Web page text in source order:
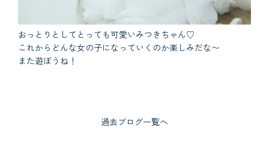
おっとりとしてとっても可愛いみつきちゃん♡
これからどんな女の子になっていくのか楽しみだな〜
また遊ぼうね！
過去ブログ一覧へ